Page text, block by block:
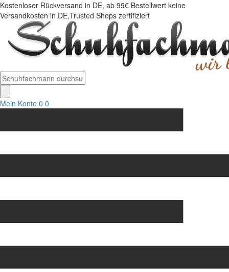
Kostenloser Rückversand in DE, ab 99€ Bestellwert keine
Versandkosten in DE,Trusted Shops zertifiziert
Mein Konto 0 0